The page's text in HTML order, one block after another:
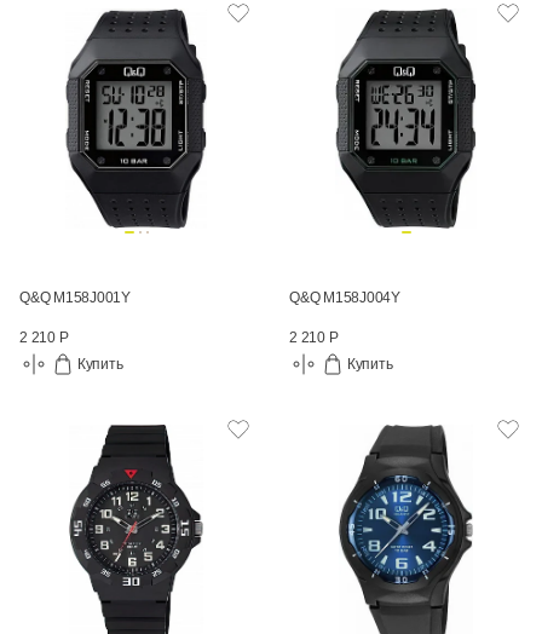
Q&Q M158J001Y
2 210 Р
Купить
Q&Q M158J004Y
2 210 Р
Купить